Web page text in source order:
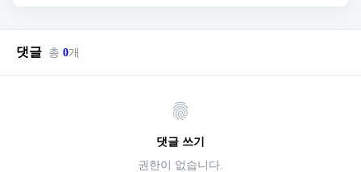
댓글 총 0개
댓글 쓰기
권한이 없습니다.